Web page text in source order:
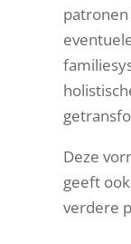
patronen
Deze
geeft
verdere